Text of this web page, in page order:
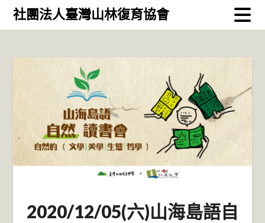
Skip社團法人臺灣山林復育協會
2020/12/05(六)山海島語自